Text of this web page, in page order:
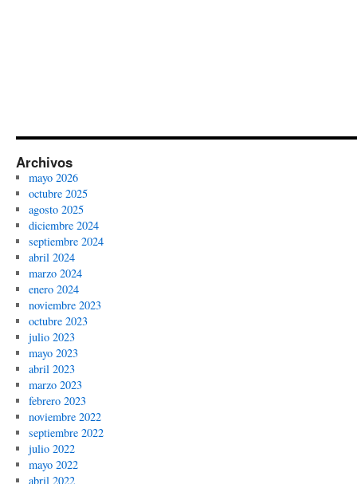
Archivos
mayo 2026
octubre 2025
agosto 2025
diciembre 2024
septiembre 2024
abril 2024
marzo 2024
enero 2024
noviembre 2023
octubre 2023
julio 2023
mayo 2023
abril 2023
marzo 2023
febrero 2023
noviembre 2022
septiembre 2022
julio 2022
mayo 2022
abril 2022